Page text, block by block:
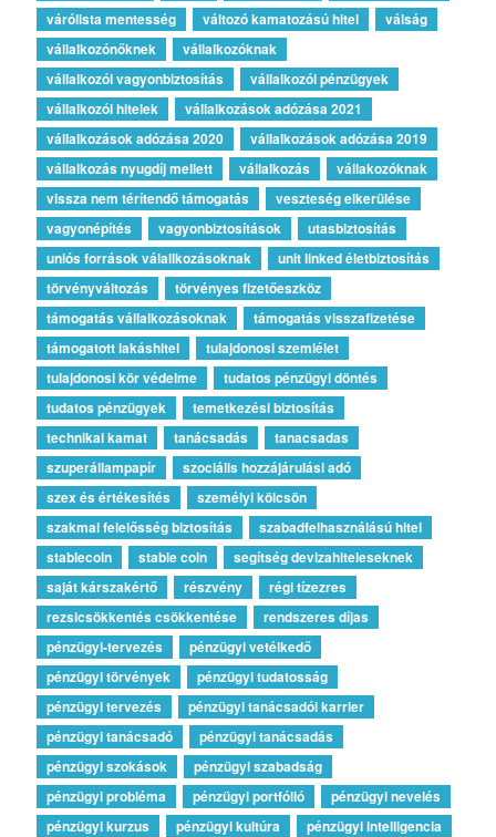
várólista mentesség
változó kamatozású hitel
válság
vállalkozónőknek
vállalkozóknak
vállalkozói vagyonbiztosítás
vállalkozói pénzügyek
vállalkozói hitelek
vállalkozások adózása 2021
vállalkozások adózása 2020
vállalkozások adózása 2019
vállalkozás nyugdíj mellett
vállalkozás
vállakozóknak
vissza nem térítendő támogatás
veszteség elkerülése
vagyonépítés
vagyonbiztosítások
utasbiztosítás
uniós források válallkozásoknak
unit linked életbiztosítás
törvényváltozás
törvényes fizetőeszköz
támogatás vállalkozásoknak
támogatás visszafizetése
támogatott lakáshitel
tulajdonosi szemlélet
tulajdonosi kör védelme
tudatos pénzügyi döntés
tudatos pénzügyek
temetkezési biztosítás
technikai kamat
tanácsadás
tanacsadas
szuperállampapír
szociális hozzájárulási adó
szex és értékesítés
személyi kölcsön
szakmai felelősség biztosítás
szabadfelhasználású hitel
stablecoin
stable coin
segítség devizahiteleseknek
saját kárszakértő
részvény
régi tízezres
rezsicsökkentés csökkentése
rendszeres díjas
pénzügyi-tervezés
pénzügyi vetélkedő
pénzügyi törvények
pénzügyi tudatosság
pénzügyi tervezés
pénzügyi tanácsadói karrier
pénzügyi tanácsadó
pénzügyi tanácsadás
pénzügyi szokások
pénzügyi szabadság
pénzügyi probléma
pénzügyi portfólió
pénzügyi nevelés
pénzügyi kurzus
pénzügyi kultúra
pénzügyi intelligencia